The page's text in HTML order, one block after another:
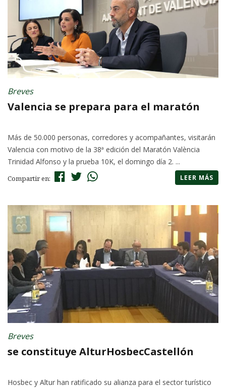
Breves
Valencia se prepara para el maratón
Más de 50.000 personas, corredores y acompañantes, visitarán
Valencia con motivo de la 38ª edición del Maratón València
Trinidad Alfonso y la prueba 10K, el domingo día 2. ...
Compartir en: LEER MÁS
Breves
se constituye AlturHosbecCastellón
Hosbec y Altur han ratificado su alianza para el sector turístico